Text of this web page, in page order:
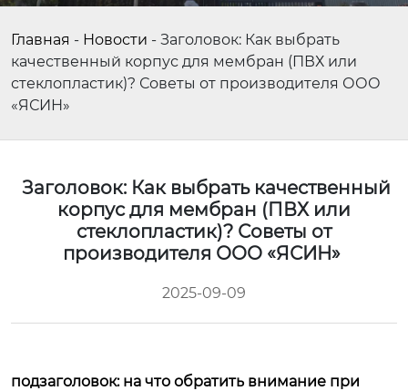
Главная - Новости - Заголовок: Как выбрать
качественный корпус для мембран (ПВХ или
стеклопластик)? Советы от производителя ООО
«ЯСИН»
Заголовок: Как выбрать качественный
корпус для мембран (ПВХ или
стеклопластик)? Советы от
производителя ООО «ЯСИН»
2025-09-09
подзаголовок: на что обратить внимание при